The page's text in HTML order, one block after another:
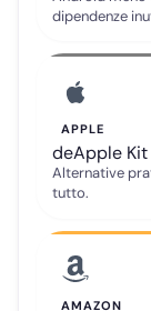
dipendenze
APPLE
deApple Kit
Alternative
tutto.
AMAZON
Telegram
Gruppo